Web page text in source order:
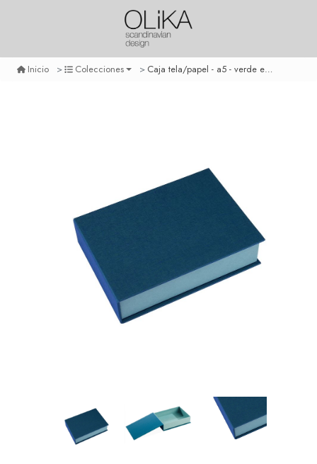
Inicio Colecciones Caja tela/papel - a5 - verde esmeralda